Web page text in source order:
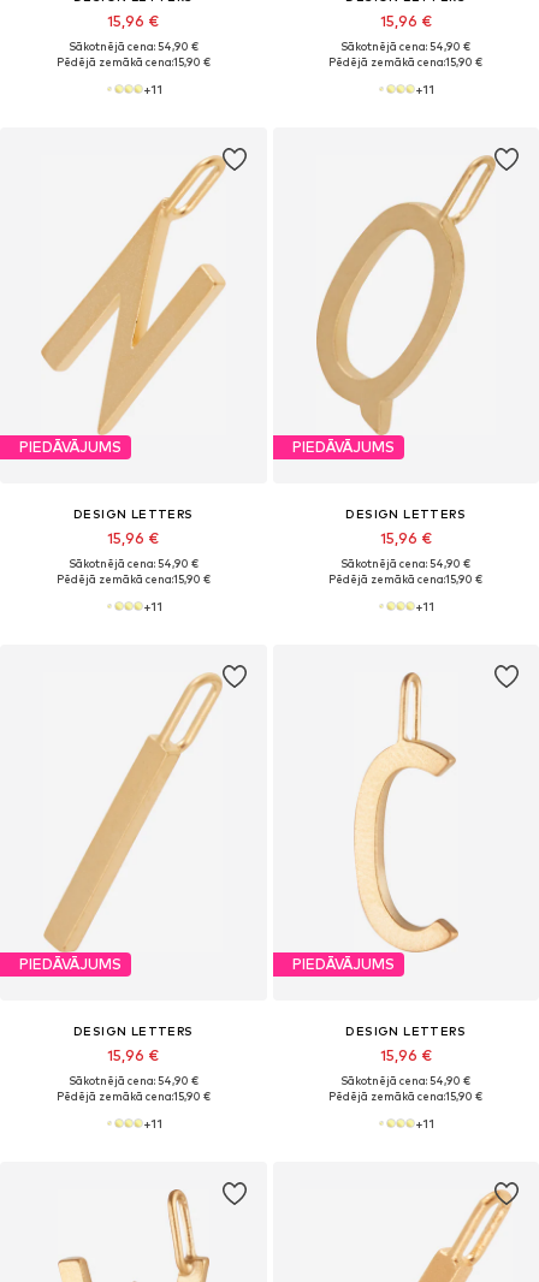
15,96 €
Sākotnējā cena: 54,90 €
Pēdējā zemākā cena:15,90 €
+11
15,96 €
Sākotnējā cena: 54,90 €
Pēdējā zemākā cena:15,90 €
+11
PIEDĀVĀJUMS
DESIGN LETTERS
15,96 €
Sākotnējā cena: 54,90 €
Pēdējā zemākā cena:15,90 €
+11
PIEDĀVĀJUMS
DESIGN LETTERS
15,96 €
Sākotnējā cena: 54,90 €
Pēdējā zemākā cena:15,90 €
+11
PIEDĀVĀJUMS
DESIGN LETTERS
15,96 €
Sākotnējā cena: 54,90 €
Pēdējā zemākā cena:15,90 €
+11
PIEDĀVĀJUMS
DESIGN LETTERS
15,96 €
Sākotnējā cena: 54,90 €
Pēdējā zemākā cena:15,90 €
+11